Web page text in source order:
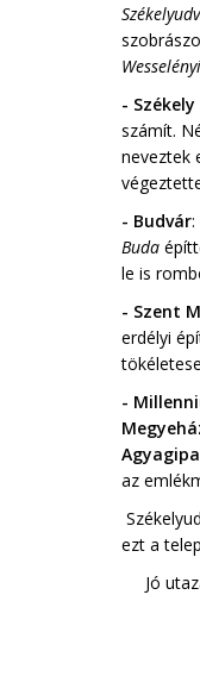
-
számít.
neveztek
- Budvár
Buda
le is
- Szent
erdélyi
-
az
ezt a
Jó